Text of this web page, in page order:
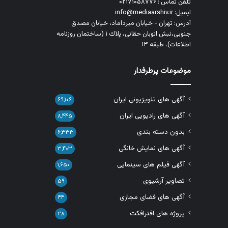
ایمیل: info@mediaarshiv.ir
آدرس: تهران - خیابان میرداماد، خیابان مصدق
جنوبی،نبش اتوبان حقانی، پلاك ١ (ساختمان روزنامه
اطلاعات)، طبقه ۱۳
موضوعات پرطرفدار
آگهی های تلویزیونی ایران ۶۹,۱۰۶
آگهی های رادیویی ایران ۸,۴۴۵
بدون دسته بندی ۶,۳۳۳
آگهی های نمایش خانگی ۳,۴۰۳
آگهی فیلم های سینمایی ۱,۶۵۰
تصاویر آرشیوی ۵۹
آگهی های فضای مجازی ۴۴
پروژه های افترافکت ۲۸